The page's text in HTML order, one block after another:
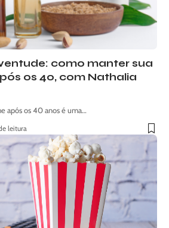
como manter sua
os 40, com Nathalia
após os 40 anos é uma…
leitura